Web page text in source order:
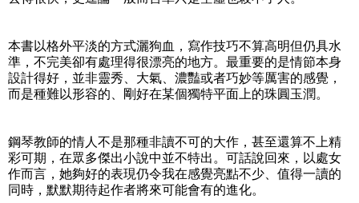
本書以格外平淡的方式灑狗血，寫作技巧不算高明但仍具水
準，不完美卻有處理得很漂亮的地方。最重要的是情節本身
設計得好，並非靈秀、大氣、濃豔或者巧妙等厲害的感覺，
而是種難以形容的、剛好在某個獨特平面上的珠圓玉潤。
鋼琴教師的情人不是那種非讀不可的大作，甚至還算不上精
彩可期，在眾多傑出小說中並不特出。可話說回來，以處女
作而言，她夠好的表現仍令我在感覺亮點不少、值得一讀的
同時，默默期待起作者將來可能會有的進化。